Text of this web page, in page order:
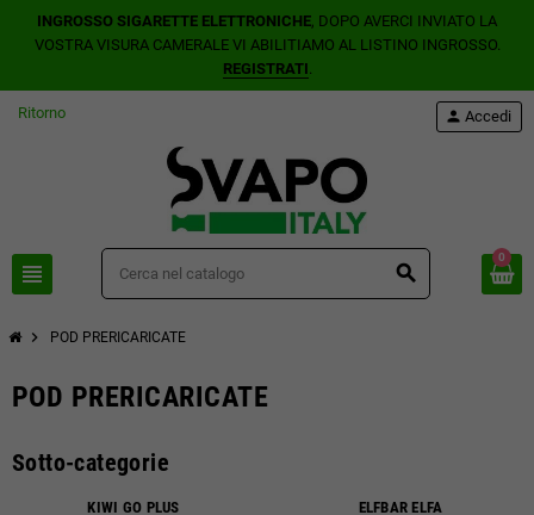
INGROSSO SIGARETTE ELETTRONICHE, DOPO AVERCI INVIATO LA
VOSTRA VISURA CAMERALE VI ABILITIAMO AL LISTINO INGROSSO.
REGISTRATI.
Ritorno
view_headline search
person Accedi
0
chevron_right POD PRERICARICATE
POD PRERICARICATE
Sotto-categorie
KIWI GO PLUS ELFBAR ELFA